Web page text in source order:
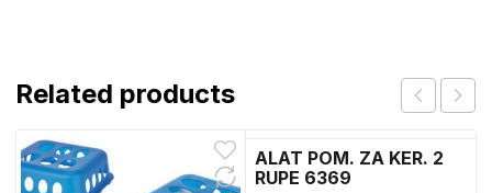
Related products
ALAT POM. ZA KER. 2
RUPE 6369